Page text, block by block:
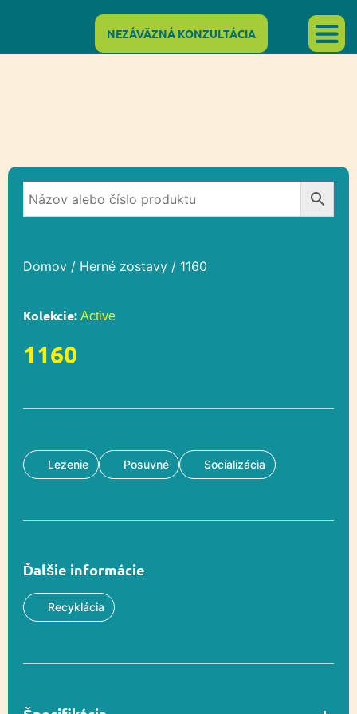
NEZÁVÄZNÁ KONZULTÁCIA
Domov / Herné zostavy / 1160
Kolekcie: Active
1160
Lezenie Posuvné Socializácia
Ďalšie informácie
Recyklácia